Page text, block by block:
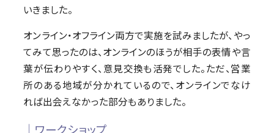
いきました。
オンライン・オフライン両方で実施を試みましたが、やっ
てみて思ったのは、オンラインのほうが相手の表情や言
葉が伝わりやすく、意見交換も活発でした。ただ、営業
所のある地域が分かれているので、オンラインでなけ
れば出会えなかった部分もありました。
│ワークショップ